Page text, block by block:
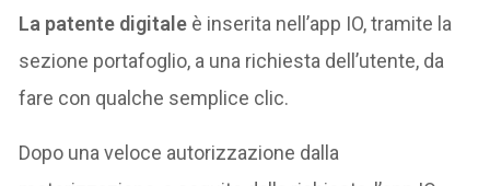
La patente digitale è inserita nell’app IO, tramite la
sezione portafoglio, a una richiesta dell’utente, da
fare con qualche semplice clic.
Dopo una veloce autorizzazione dalla